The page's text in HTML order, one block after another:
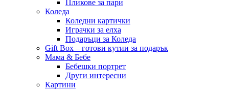
Пликове за пари
Коледа
Коледни картички
Играчки за елха
Подаръци за Коледа
Gift Box – готови кутии за подарък
Мама & Бебе
Бебешки портрет
Други интересни
Картини